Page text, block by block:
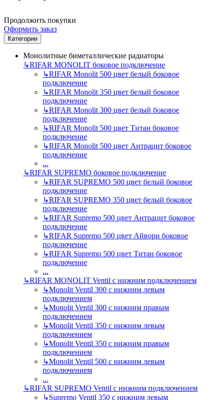
Продолжить покупки
Оформить заказ
Категории
Монолитные биметаллические радиаторы
↳RIFAR MONOLIT боковое подключение
↳RIFAR Monolit 500 цвет белый боковое
подключение
↳RIFAR Monolit 350 цвет белый боковое
подключение
↳RIFAR Monolit 300 цвет белый боковое
подключение
↳RIFAR Monolit 500 цвет Титан боковое
подключение
↳RIFAR Monolit 500 цвет Антрацит боковое
подключение
...
↳RIFAR SUPREMO боковое подключение
↳RIFAR SUPREMO 500 цвет белый боковое
подключение
↳RIFAR SUPREMO 350 цвет белый боковое
подключение
↳RIFAR Supremo 500 цвет Антрацит боковое
подключение
↳RIFAR Supremo 500 цвет Айвори боковое
подключение
↳RIFAR Supremo 500 цвет Титан боковое
подключение
...
↳RIFAR MONOLIT Ventil с нижним подключением
↳Monolit Ventil 300 с нижним левым
подключением
↳Monolit Ventil 300 с нижним правым
подключением
↳Monolit Ventil 350 с нижним левым
подключением
↳Monolit Ventil 350 с нижним правым
подключением
↳Monolit Ventil 500 с нижним левым
подключением
...
↳RIFAR SUPREMO Ventil с нижним подключением
↳Supremo Ventil 350 с нижним левым